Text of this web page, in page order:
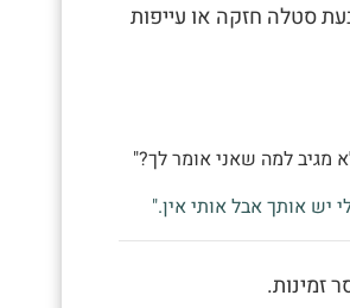
סטלה חזקה או עייפות
מגיב למה שאני אומר לך?"
יש אותך אבל אותי אין."